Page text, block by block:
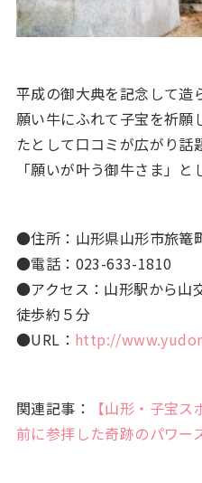
平成の御大典を記念して造
願い牛にふれて子宝を祈願
たとして口コミが広がり話
「願いが叶う御牛さま」と
●住所：山形県山形市旅篭
●電話：023-633-1810
●アクセス：山形駅から山
徒歩約５分
●URL： http://
関連記事：
【山形・子宝
前に参拝した奇跡のパワー